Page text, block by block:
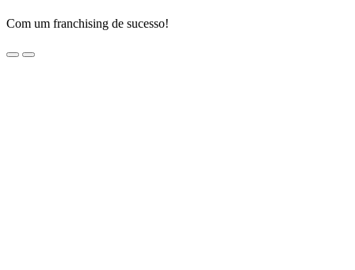
Com um franchising de sucesso!